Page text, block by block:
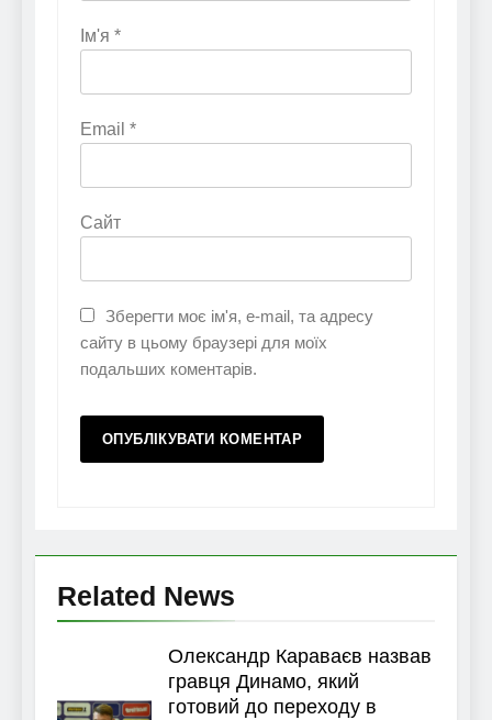
Ім'я *
Email *
Сайт
Зберегти моє ім'я, e-mail, та адресу
сайту в цьому браузері для моїх
подальших коментарів.
Related News
Олександр Караваєв назвав
гравця Динамо, який
готовий до переходу в